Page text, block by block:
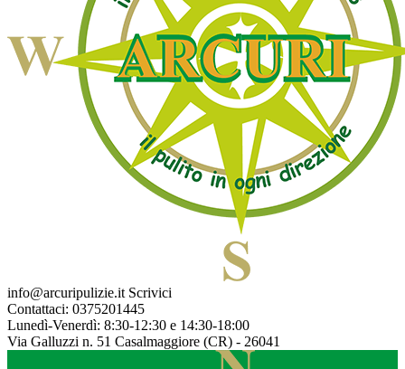
info@arcuripulizie.it Scrivici
Contattaci: 0375201445
Lunedì-Venerdì: 8:30-12:30 e 14:30-18:00
Via Galluzzi n. 51 Casalmaggiore (CR) - 26041